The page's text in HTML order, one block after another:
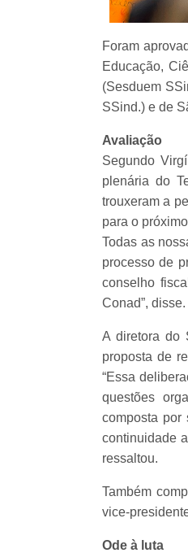
Foram
Educação,
(Sesduem
SSind.) e de
Avaliação
Segundo
plenária do
trouxeram a
para o
Todas as
processo de
conselho
Conad”, disse.
A diretora do
proposta de
“Essa
questões
composta por
continuidade
ressaltou.
Também
vice-
Ode à luta